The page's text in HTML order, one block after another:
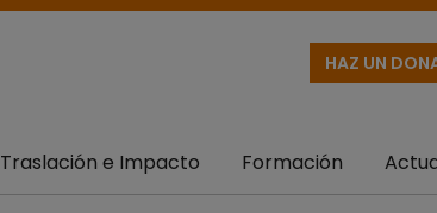
HAZ UN
Traslación e Impacto Formación